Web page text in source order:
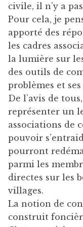
civile, il n’y a
Pour cela, je
apporté des
les cadres
la lumière sur
des outils de
problèmes et
De l’avis de
représenter un
associations de
pouvoir
pourront
parmi les
directes sur les
villages.
La notion de
construit